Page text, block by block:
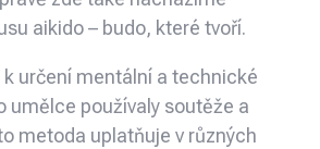
aikido – budo, které tvoří.
k určení mentální a technické
umělce používaly soutěže a
metoda uplatňuje v různých